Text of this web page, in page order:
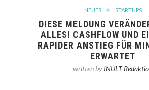
NEUES STARTUPS
DIESE MELDUNG
ALLES! CASHFLOW UND
RAPIDER ANSTIEG FÜR
ERWARTET
written by INULT